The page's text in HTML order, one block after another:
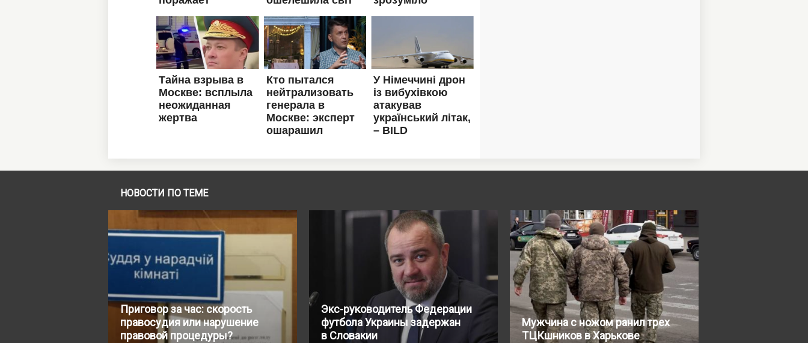
НОВОСТИ ПО ТЕМЕ
Приговор за час: скорость
правосудия или нарушение
правовой процедуры?
Экс-руководитель Федерации
футбола Украины задержан
в Словакии
Мужчина с ножом ранил трех
ТЦКшников в Харькове